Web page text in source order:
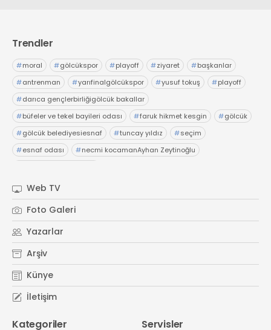
Trendler
#moral #gölcükspor #playoff #ziyaret #başkanlar
#antrenman #yarıfinalgölcükspor #yusuf tokuş #playoff
#darıca gençlerbirliğigölcük bakallar
#büfeler ve tekel bayileri odası #faruk hikmet kesgin #gölcük
#gölcük belediyesiesnaf #tuncay yıldız #seçim
#esnaf odası #necmi kocamanAyhan Zeytinoğlu
Web TV
Foto Galeri
Yazarlar
Arşiv
Künye
İletişim
Kategoriler Servisler